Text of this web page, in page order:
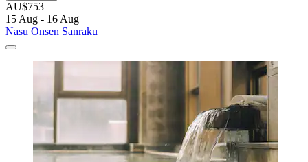
AU$753
15 Aug - 16 Aug
Nasu Onsen Sanraku